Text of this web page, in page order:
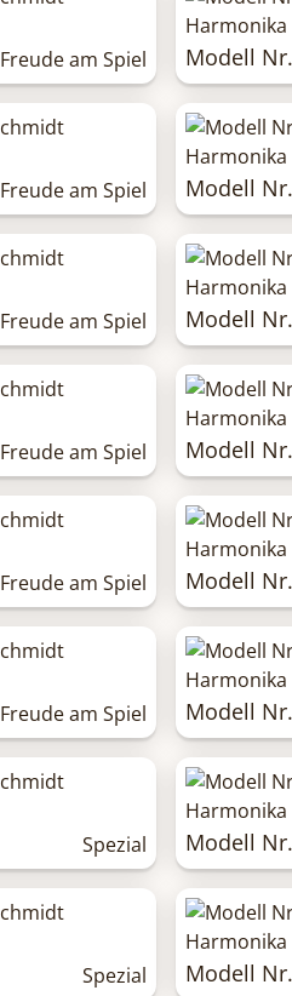
Freude am Spiel Modell
Freude am Spiel Modell
Freude am Spiel Modell
Freude am Spiel Modell
Freude am Spiel Modell
Freude am Spiel Modell
Spezial Modell
Spezial Modell